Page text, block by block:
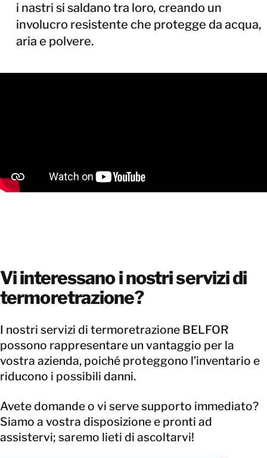
i nastri si saldano tra loro, creando un
involucro resistente che protegge da acqua,
aria e polvere.
Vi interessano i nostri servizi di
termoretrazione?
I nostri servizi di termoretrazione BELFOR
possono rappresentare un vantaggio per la
vostra azienda, poiché proteggono l’inventario e
riducono i possibili danni.
Avete domande o vi serve supporto immediato?
Siamo a vostra disposizione e pronti ad
assistervi; saremo lieti di ascoltarvi!